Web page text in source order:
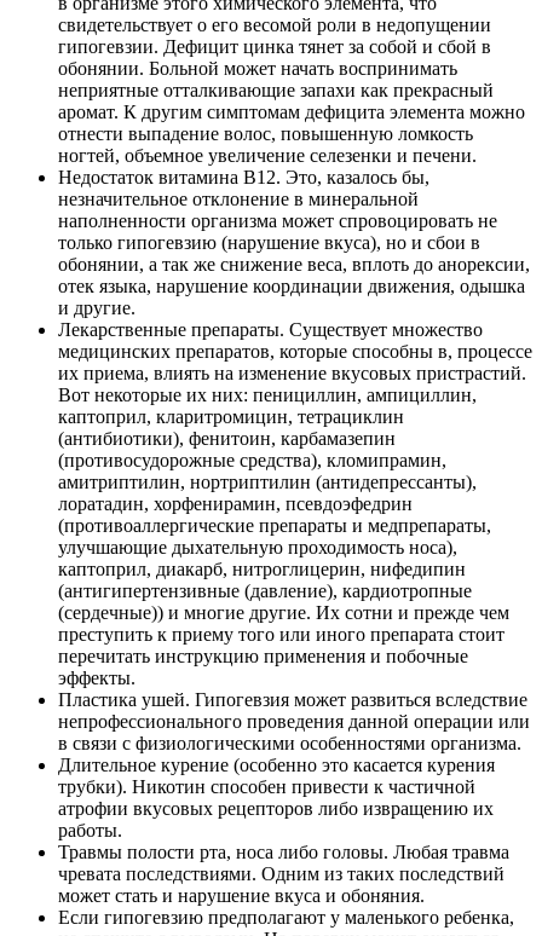
свидетельствует о его весомой роли в недопущении
гипогевзии. Дефицит цинка тянет за собой и сбой в
обонянии. Больной может начать воспринимать
неприятные отталкивающие запахи как прекрасный
аромат. К другим симптомам дефицита элемента можно
отнести выпадение волос, повышенную ломкость
ногтей, объемное увеличение селезенки и печени.
Недостаток витамина В12. Это, казалось бы,
незначительное отклонение в минеральной
наполненности организма может спровоцировать не
только гипогевзию (нарушение вкуса), но и сбои в
обонянии, а так же снижение веса, вплоть до анорексии,
отек языка, нарушение координации движения, одышка
и другие.
Лекарственные препараты. Существует множество
медицинских препаратов, которые способны в, процессе
их приема, влиять на изменение вкусовых пристрастий.
Вот некоторые их них: пенициллин, ампициллин,
каптоприл, кларитромицин, тетрациклин
(антибиотики), фенитоин, карбамазепин
(противосудорожные средства), кломипрамин,
амитриптилин, нортриптилин (антидепрессанты),
лоратадин, хорфенирамин, псевдоэфедрин
(противоаллергические препараты и медпрепараты,
улучшающие дыхательную проходимость носа),
каптоприл, диакарб, нитроглицерин, нифедипин
(антигипертензивные (давление), кардиотропные
(сердечные)) и многие другие. Их сотни и прежде чем
преступить к приему того или иного препарата стоит
перечитать инструкцию применения и побочные
эффекты.
Пластика ушей. Гипогевзия может развиться вследствие
непрофессионального проведения данной операции или
в связи с физиологическими особенностями организма.
Длительное курение (особенно это касается курения
трубки). Никотин способен привести к частичной
атрофии вкусовых рецепторов либо извращению их
работы.
Травмы полости рта, носа либо головы. Любая травма
чревата последствиями. Одним из таких последствий
может стать и нарушение вкуса и обоняния.
Если гипогевзию предполагают у маленького ребенка,